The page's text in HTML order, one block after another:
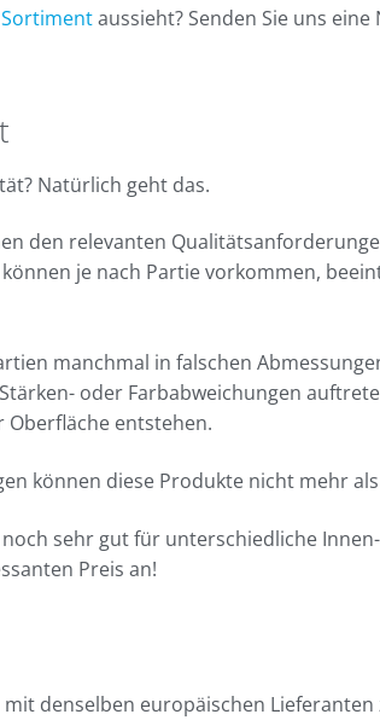
Sortimentaussieht? Senden Sie uns
Natürlich geht das.
den relevanten
je nach Partie vorkommen,
manchmal in falschen
oder Farbabweichungen
Oberfläche entstehen.
können diese Produkte nicht mehr
sehr gut für unterschiedliche
Preis an!
denselben europäischen